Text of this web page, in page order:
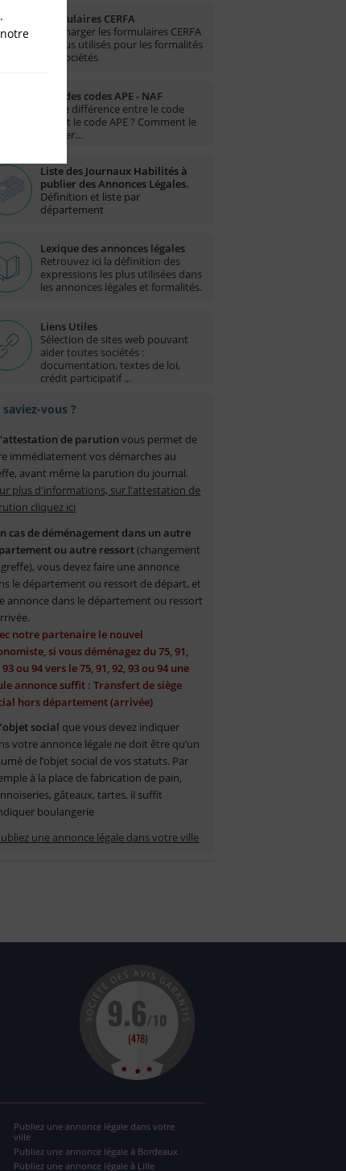
Formulaires CERFA
Télécharger les formulaires CERFA
les plus utilisés pour les formalités
des sociétés
Liste des codes APE - NAF
Quelle différence entre le code
NAF et le code APE ? Comment le
trouver…
Liste des Journaux Habilités à
publier des Annonces Légales.
Définition et liste par
département
Lexique des annonces légales
Retrouvez ici la définition des
expressions les plus utilisées dans
les annonces légales et formalités.
Liens Utiles
Sélection de sites web pouvant
aider toutes sociétés :
documentation, textes de loi,
crédit participatif ...
saviez-vous ?
de parution vous permet de
immédiatement vos démarches au
avant même la parution du journal.
plus d'informations, sur l'attestation de
cliquez ici
cas de déménagement dans un autre
ou autre ressort(changement
vous devez faire une annonce
le département ou ressort de départ, et
annonce dans le département ou ressort
notre partenaire le nouvel
si vous déménagez du 75, 91,
93 ou 94 vers le 75, 91, 92, 93 ou 94 une
annonce suffit : Transfert de siège
hors département (arrivée)
social que vous devez indiquer
votre annonce légale ne doit être qu’un
de l’objet social de vos statuts. Par
à la place de fabrication de pain,
gâteaux, tartes, il suffit
boulangerie
une annonce légale dans votre ville
Publiez une annonce légale dans votre
ville
Publiez une annonce légale à Bordeaux
Publiez une annonce légale à Lille